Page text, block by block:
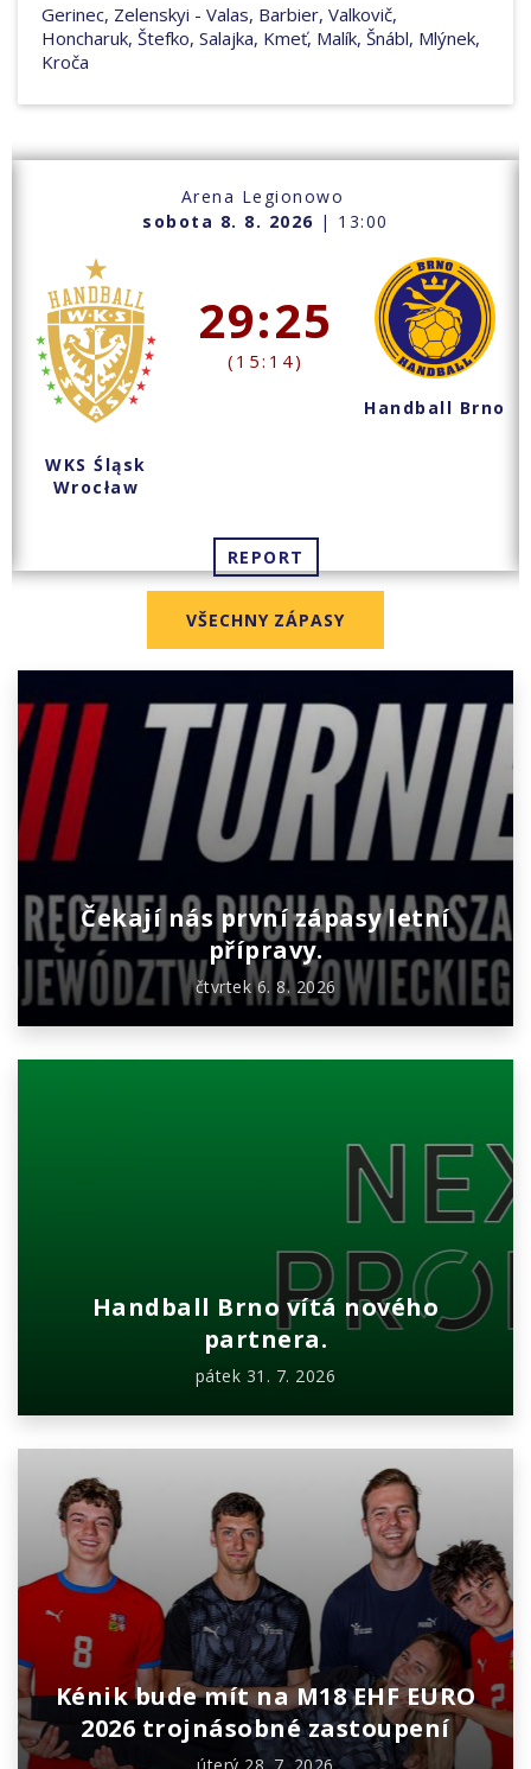
Gerinec, Zelenskyi - Valas, Barbier, Valkovič,
Honcharuk, Štefko, Salajka, Kmeť, Malík, Šnábl, Mlýnek,
Kroča
Arena Legionowo
sobota 8. 8. 2026 | 13:00
WKS Śląsk
Wrocław
29:25
(15:14)
Handball Brno
REPORT
VŠECHNY ZÁPASY
Čekají nás první zápasy letní
přípravy.
čtvrtek 6. 8. 2026
Handball Brno vítá nového
partnera.
pátek 31. 7. 2026
Kénik bude mít na M18 EHF EURO
2026 trojnásobné zastoupení
úterý 28. 7. 2026